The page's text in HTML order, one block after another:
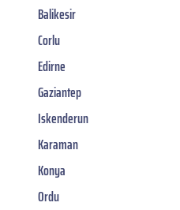
Balikesir
Corlu
Edirne
Gaziantep
Iskenderun
Karaman
Konya
Ordu